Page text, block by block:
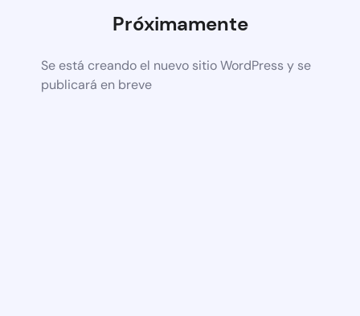
Próximamente
Se está creando el nuevo sitio WordPress y se
publicará en breve